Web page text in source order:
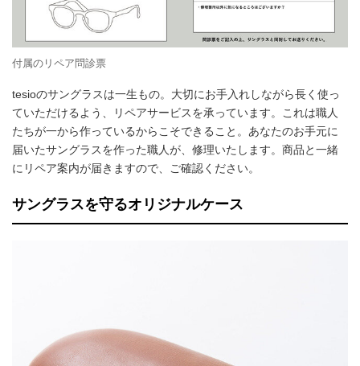
付属のリペア問診票
tesioのサングラスは一生もの。大切にお手入れしながら長く使っ
ていただけるよう、リペアサービスを承っています。これは職人
たちが一から作っているからこそできること。あなたのお手元に
届いたサングラスを作った職人が、修理いたします。商品と一緒
にリペア案内が届きますので、ご確認ください。
サングラスを守るオリジナルケース